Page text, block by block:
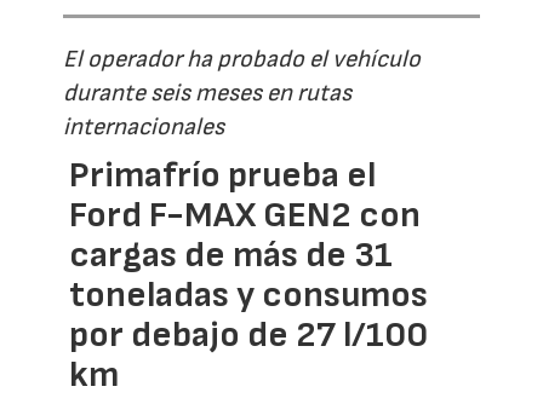
El operador ha probado el vehículo
durante seis meses en rutas
internacionales
Primafrío prueba el
Ford F-MAX GEN2 con
cargas de más de 31
toneladas y consumos
por debajo de 27 l/100
km